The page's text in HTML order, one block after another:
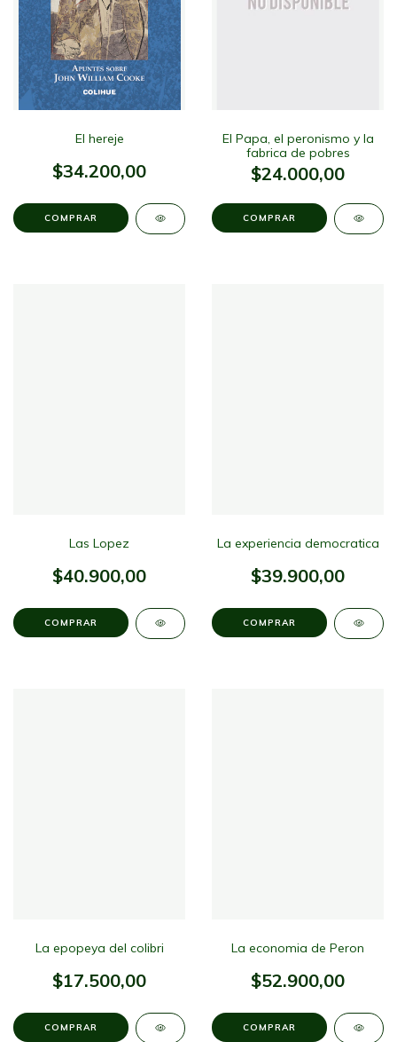
El hereje
$34.200,00
El Papa, el peronismo y la
fabrica de pobres
$24.000,00
Las Lopez
$40.900,00
La experiencia democratica
$39.900,00
La epopeya del colibri
$17.500,00
La economia de Peron
$52.900,00